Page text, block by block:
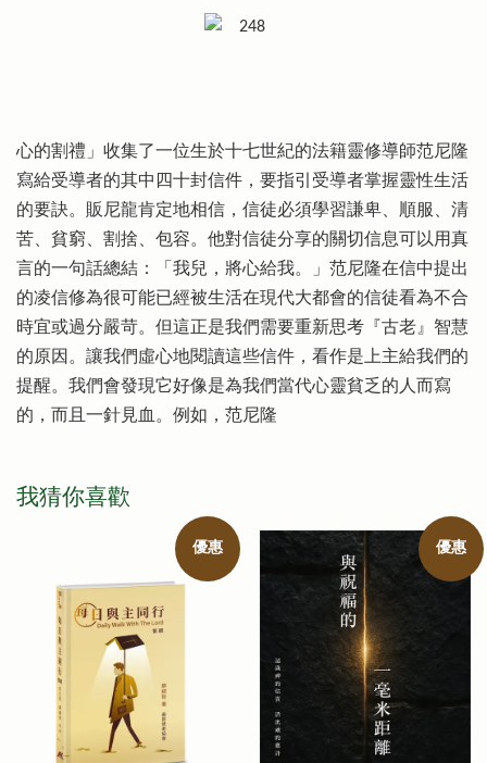
心的割禮」收集了一位生於十七世紀的法籍靈修導師范尼隆
寫給受導者的其中四十封信件，要指引受導者掌握靈性生活
的要訣。販尼龍肯定地相信，信徒必須學習謙卑、順服、清
苦、貧窮、割捨、包容。他對信徒分享的關切信息可以用真
言的一句話總結：「我兒，將心給我。」范尼隆在信中提出
的凌信修為很可能已經被生活在現代大都會的信徒看為不合
時宜或過分嚴苛。但這正是我們需要重新思考『古老』智慧
的原因。讓我們虛心地閱讀這些信件，看作是上主給我們的
提醒。我們會發現它好像是為我們當代心靈貧乏的人而寫
的，而且一針見血。例如，范尼隆
我猜你喜歡
優惠 優惠